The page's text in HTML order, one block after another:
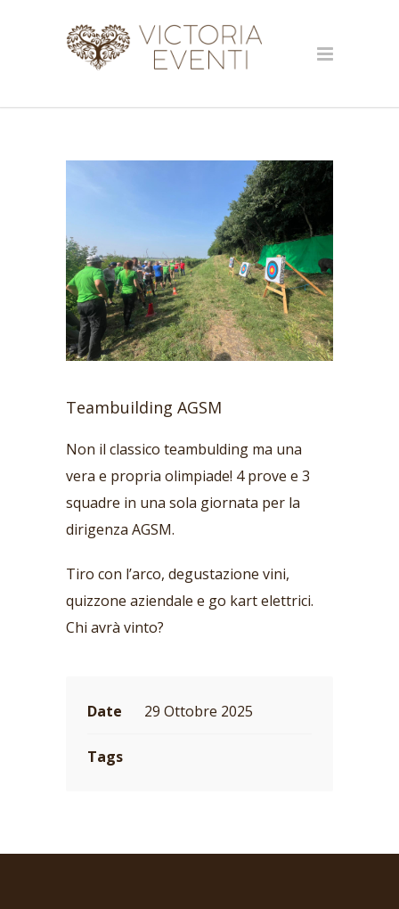
Teambuilding AGSM
Non il classico teambulding ma una
vera e propria olimpiade! 4 prove e 3
squadre in una sola giornata per la
dirigenza AGSM.
Tiro con l’arco, degustazione vini,
quizzone aziendale e go kart elettrici.
Chi avrà vinto?
Date 29 Ottobre 2025
Tags